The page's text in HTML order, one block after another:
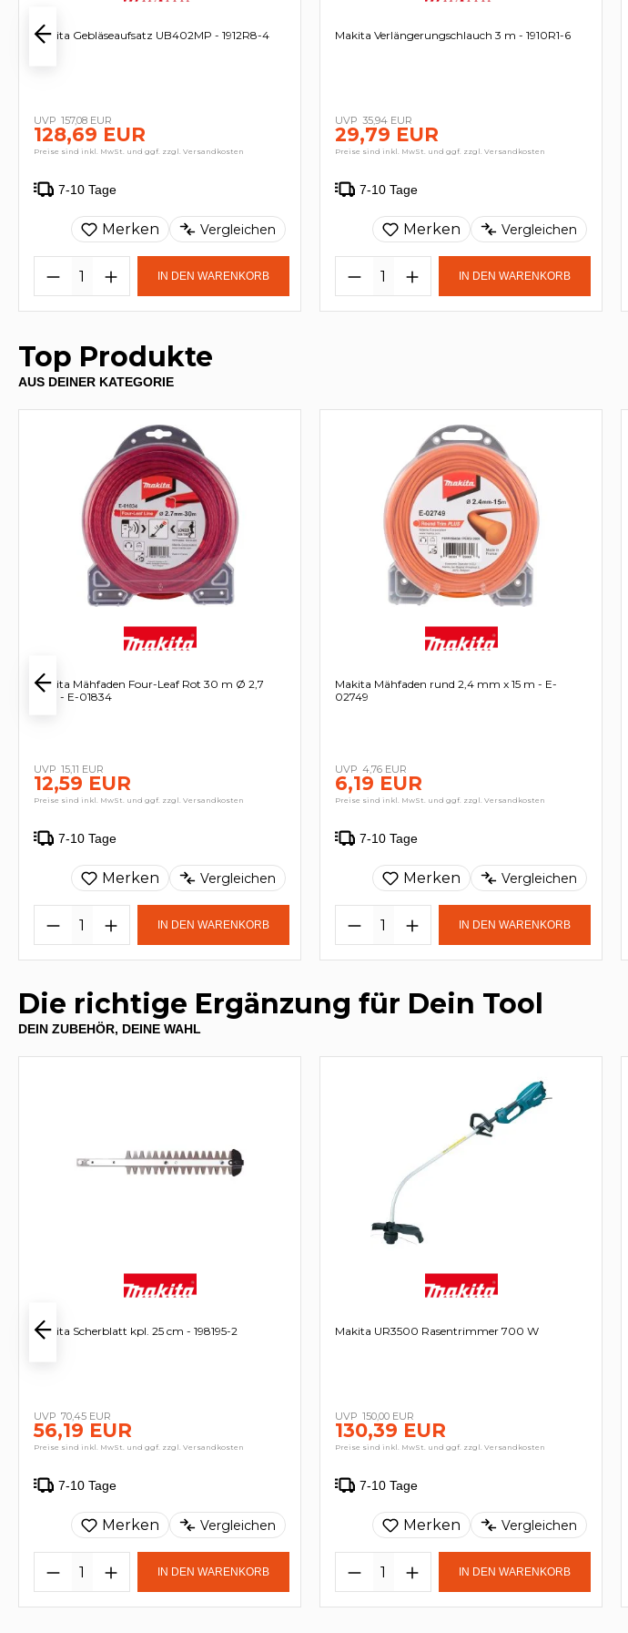
Makita Gebläseaufsatz UB402MP - 1912R8-4
157,08 EUR
128,69 EUR
Preise sind inkl. MwSt. und ggf. zzgl. Versandkosten
7-10 Tage
Merken Vergleichen
IN DEN WARENKORB
Makita Verlängerungschlauch 3 m - 1910R1-6
35,94 EUR
29,79 EUR
Preise sind inkl. MwSt. und ggf. zzgl. Versandkosten
7-10 Tage
Merken Vergleichen
IN DEN WARENKORB
Top Produkte
AUS DEINER KATEGORIE
Makita Mähfaden Four-Leaf Rot 30 m Ø 2,7
mm - E-01834
15,11 EUR
12,59 EUR
Preise sind inkl. MwSt. und ggf. zzgl. Versandkosten
7-10 Tage
Merken Vergleichen
IN DEN WARENKORB
Makita Mähfaden rund 2,4 mm x 15 m - E-
02749
4,76 EUR
6,19 EUR
Preise sind inkl. MwSt. und ggf. zzgl. Versandkosten
7-10 Tage
Merken Vergleichen
IN DEN WARENKORB
Die richtige Ergänzung für Dein Tool
DEIN ZUBEHÖR, DEINE WAHL
Makita Scherblatt kpl. 25 cm - 198195-2
70,45 EUR
56,19 EUR
Preise sind inkl. MwSt. und ggf. zzgl. Versandkosten
7-10 Tage
Merken Vergleichen
IN DEN WARENKORB
Makita UR3500 Rasentrimmer 700 W
150,00 EUR
130,39 EUR
Preise sind inkl. MwSt. und ggf. zzgl. Versandkosten
7-10 Tage
Merken Vergleichen
IN DEN WARENKORB